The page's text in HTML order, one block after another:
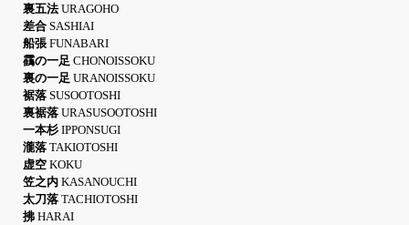
裏五法URAGOHO
差合 SASHIAI
船張 FUNABARI
靍の一足 CHONOISSOKU
裏の一足 URANOISSOKU
裾落 SUSOOTOSHI
裏裾落 URASUSOOTOSHI
一本杉 IPPONSUGI
瀧落 TAKIOTOSHI
虚空 KOKU
笠之内 KASANOUCHI
太刀落 TACHIOTOSHI
拂 HARAI